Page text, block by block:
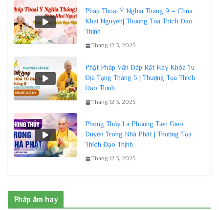
Pháp Thoại Ý Nghĩa Tháng 9 – Chùa
Khai Nguyên| Thượng Tọa Thích Đạo
Thịnh
Tháng 12 3, 2025
Phật Pháp Vấn Đáp Rất Hay Khóa Tu
Địa Tạng Tháng 5 | Thượng Tọa Thích
Đạo Thịnh
Tháng 12 3, 2025
Phong Thủy Là Phương Tiện Gieo
Duyên Trong Nhà Phật | Thượng Tọa
Thích Đạo Thịnh
Tháng 12 3, 2025
Pháp âm hay